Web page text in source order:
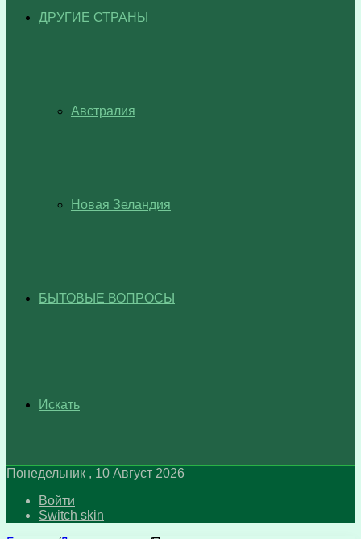
ДРУГИЕ СТРАНЫ
Австралия
Новая Зеландия
БЫТОВЫЕ ВОПРОСЫ
Искать
Понедельник , 10 Август 2026
Войти
Switch skin